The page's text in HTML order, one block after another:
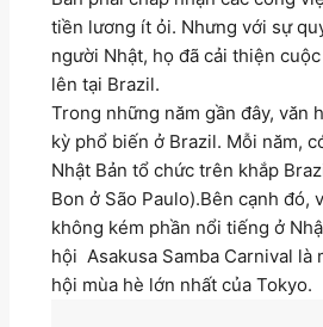
tiền lương ít ỏi. Nhưng với sự
người Nhật, họ đã cải thiện
lên tại Brazil.
Trong những năm gần đây, văn
kỳ phổ biến ở Brazil. Mỗi năm,
Nhật Bản tổ chức trên khắp
Bon ở São Paulo).Bên cạnh đó,
không kém phần nổi tiếng ở
hội Asakusa Samba Carnival là
hội mùa hè lớn nhất của Tokyo.